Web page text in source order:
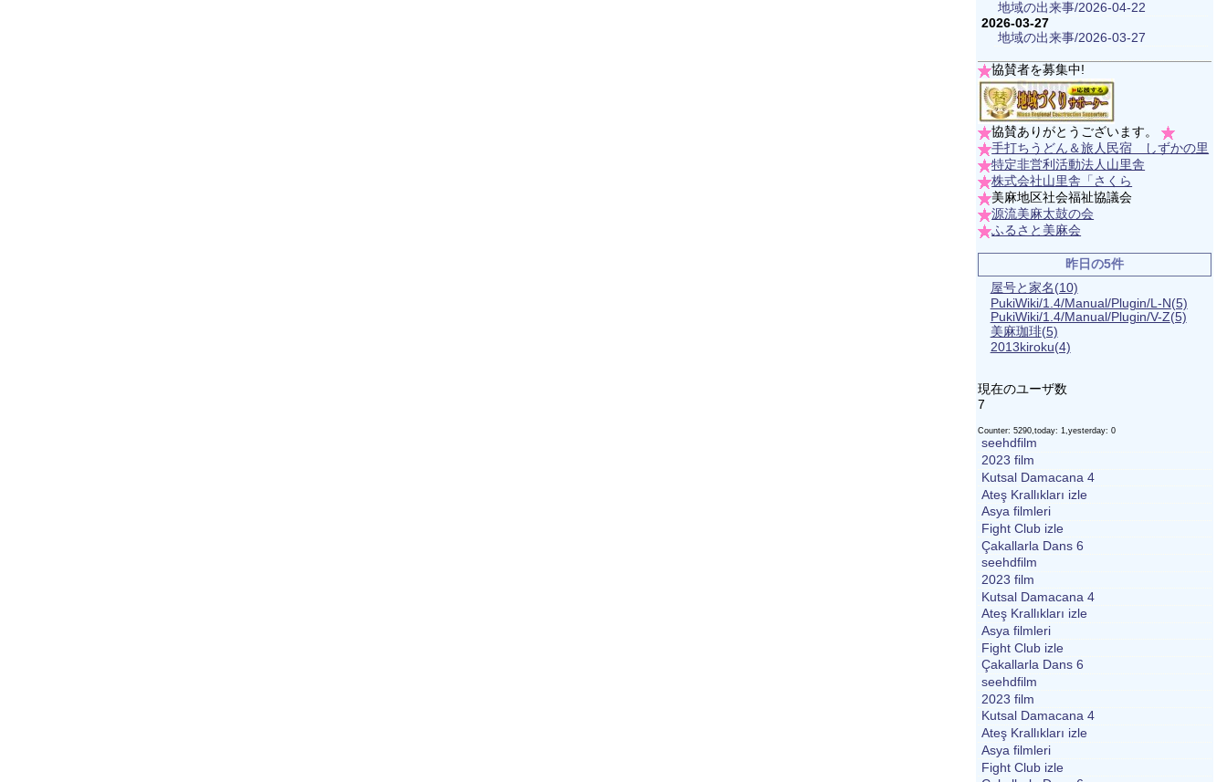
地域の出来事/2026-04-22
2026-03-27
地域の出来事/2026-03-27
協賛者を募集中!
協賛ありがとうございます。
手打ちうどん＆旅人民宿 しずかの里
特定非営利活動法人山里舎
株式会社山里舎「さくら
美麻地区社会福祉協議会
源流美麻太鼓の会
ふるさと美麻会
昨日の5件
屋号と家名 (10)
PukiWiki/1.4/Manual/Plugin/L-N (5)
PukiWiki/1.4/Manual/Plugin/V-Z(5)
美麻珈琲(5)
2013kiroku(4)
現在のユーザ数
7
Counter: 5290,today: 1,yesterday: 0
seehdfilm
2023 film
Kutsal Damacana 4
Ateş Krallıkları izle
Asya filmleri
Fight Club izle
Çakallarla Dans 6
seehdfilm
2023 film
Kutsal Damacana 4
Ateş Krallıkları izle
Asya filmleri
Fight Club izle
Çakallarla Dans 6
seehdfilm
2023 film
Kutsal Damacana 4
Ateş Krallıkları izle
Asya filmleri
Fight Club izle